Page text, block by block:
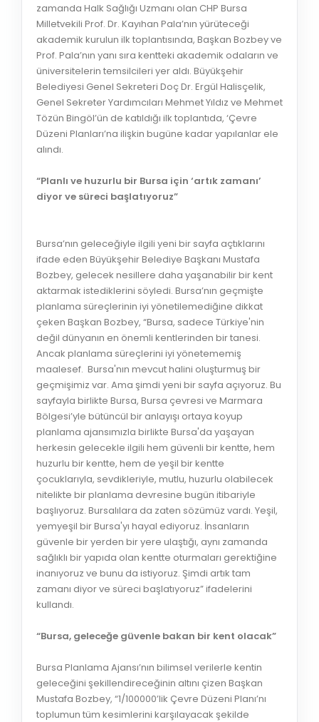
zamanda Halk Sağlığı Uzmanı olan CHP Bursa
Milletvekili Prof. Dr. Kayıhan Pala’nın yürüteceği
akademik kurulun ilk toplantısında, Başkan Bozbey ve
Prof. Pala’nın yanı sıra kentteki akademik odaların ve
üniversitelerin temsilcileri yer aldı. Büyükşehir
Belediyesi Genel Sekreteri Doç Dr. Ergül Halisçelik,
Genel Sekreter Yardımcıları Mehmet Yıldız ve Mehmet
Tözün Bingöl’ün de katıldığı ilk toplantıda, ‘Çevre
Düzeni Planları’na ilişkin bugüne kadar yapılanlar ele
alındı.
“Planlı ve huzurlu bir Bursa için ‘artık zamanı’
diyor ve süreci başlatıyoruz”
Bursa’nın geleceğiyle ilgili yeni bir sayfa açtıklarını
ifade eden Büyükşehir Belediye Başkanı Mustafa
Bozbey, gelecek nesillere daha yaşanabilir bir kent
aktarmak istediklerini söyledi. Bursa’nın geçmişte
planlama süreçlerinin iyi yönetilemediğine dikkat
çeken Başkan Bozbey, “Bursa, sadece Türkiye'nin
değil dünyanın en önemli kentlerinden bir tanesi.
Ancak planlama süreçlerini iyi yönetememiş
maalesef. Bursa'nın mevcut halini oluşturmuş bir
geçmişimiz var. Ama şimdi yeni bir sayfa açıyoruz. Bu
sayfayla birlikte Bursa, Bursa çevresi ve Marmara
Bölgesi’yle bütüncül bir anlayışı ortaya koyup
planlama ajansımızla birlikte Bursa'da yaşayan
herkesin gelecekle ilgili hem güvenli bir kentte, hem
huzurlu bir kentte, hem de yeşil bir kentte
çocuklarıyla, sevdikleriyle, mutlu, huzurlu olabilecek
nitelikte bir planlama devresine bugün itibariyle
başlıyoruz. Bursalılara da zaten sözümüz vardı. Yeşil,
yemyeşil bir Bursa'yı hayal ediyoruz. İnsanların
güvenle bir yerden bir yere ulaştığı, aynı zamanda
sağlıklı bir yapıda olan kentte oturmaları gerektiğine
inanıyoruz ve bunu da istiyoruz. Şimdi artık tam
zamanı diyor ve süreci başlatıyoruz” ifadelerini
kullandı.
“Bursa, geleceğe güvenle bakan bir kent olacak”
Bursa Planlama Ajansı’nın bilimsel verilerle kentin
geleceğini şekillendireceğinin altını çizen Başkan
Mustafa Bozbey, “1/100000’lik Çevre Düzeni Planı’nı
toplumun tüm kesimlerini karşılayacak şekilde